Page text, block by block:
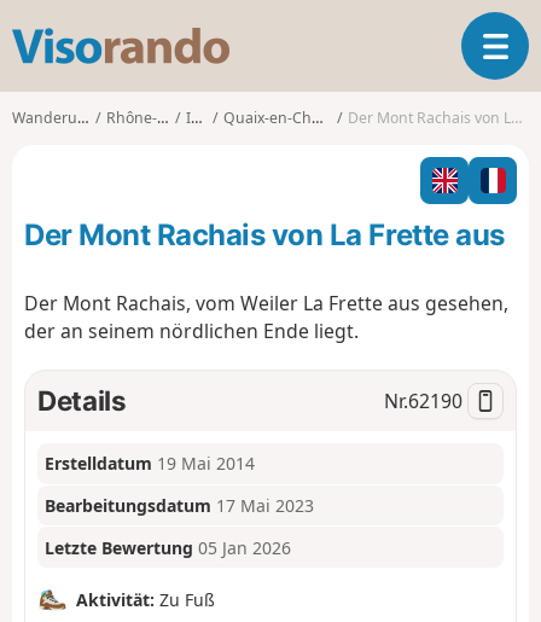
s
o
o
T
o
l
n
a
g
i
o
Wanderungen Rhône-Alpes Isère Quaix-en-Chartreuse Der Mont Rachais von La Frette aus
Der Mont Rachais von La Frette aus
Der Mont Rachais, vom Weiler La Frette aus gesehen,
der an seinem nördlichen Ende liegt.
Details Nr.62190
Erstelldatum 19 Mai 2014
Bearbeitungsdatum 17 Mai 2023
Letzte Bewertung 05 Jan 2026
Aktivität: Zu Fuß